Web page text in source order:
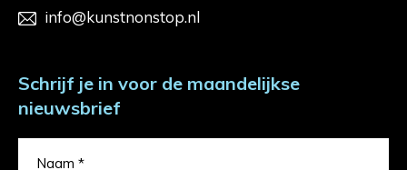
info@kunstnonstop.nl
Schrijf je in voor de maandelijkse
nieuwsbrief